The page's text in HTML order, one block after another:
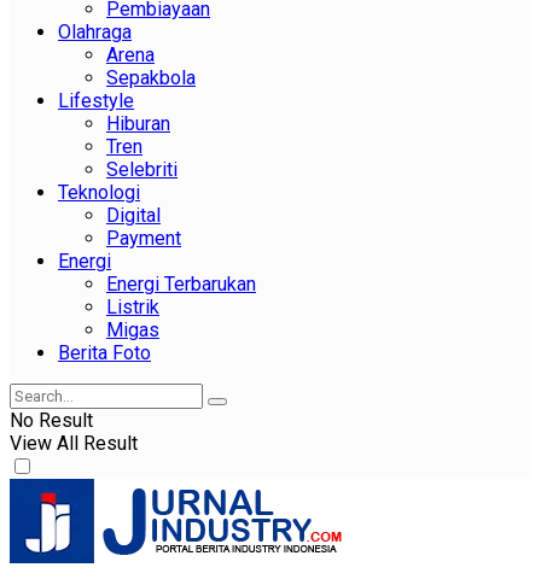
Pembiayaan
Olahraga
Arena
Sepakbola
Lifestyle
Hiburan
Tren
Selebriti
Teknologi
Digital
Payment
Energi
Energi Terbarukan
Listrik
Migas
Berita Foto
No Result
View All Result